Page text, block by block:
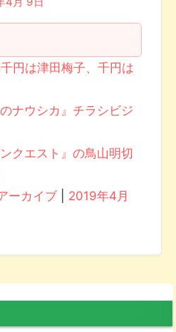
円は津田梅子、千円は
ナウシカ』チラシビジ
クエスト』の鳥山明切
ーカイブ
2019年4月